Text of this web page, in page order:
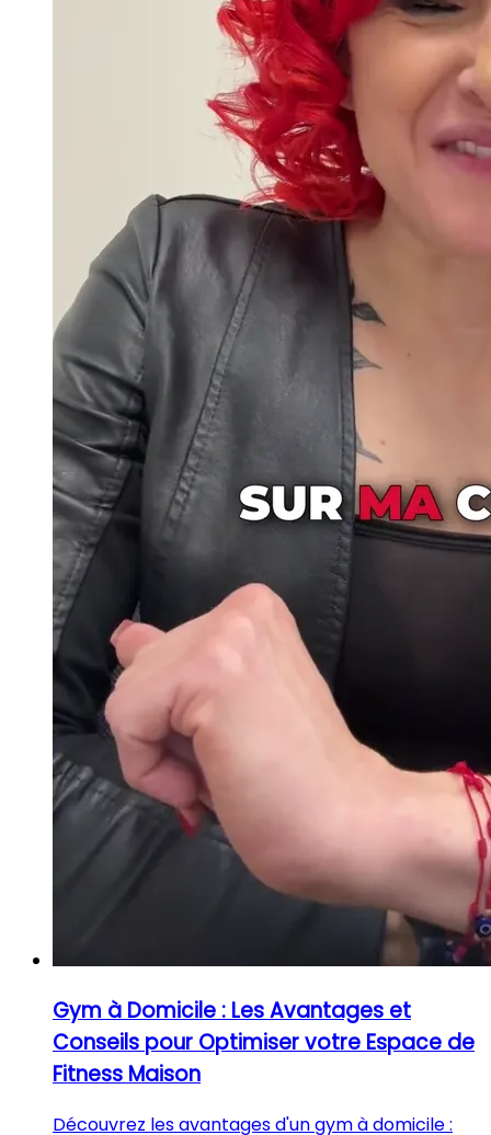
Gym à Domicile : Les Avantages et
Conseils pour Optimiser votre Espace de
Fitness Maison
Découvrez les avantages d'un gym à domicile :